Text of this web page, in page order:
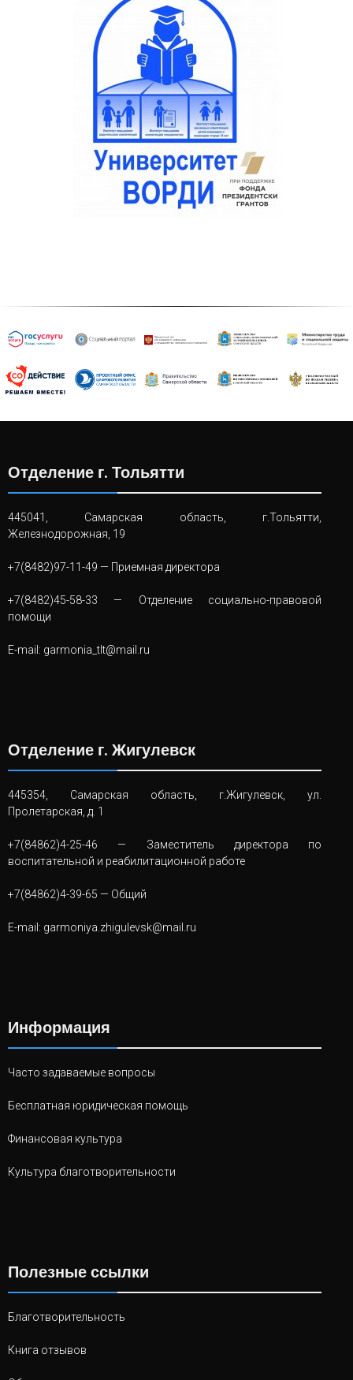
Отделение г. Тольятти
445041, Самарская область, г.Тольятти,
Железнодорожная, 19
+7(8482)97-11-49 — Приемная директора
+7(8482)45-58-33 — Отделение социально-правовой
помощи
E-mail: garmonia_tlt@mail.ru
Отделение г. Жигулевск
445354, Самарская область, г.Жигулевск, ул.
Пролетарская, д. 1
+7(84862)4-25-46 — Заместитель директора по
воспитательной и реабилитационной работе
+7(84862)4-39-65 — Общий
E-mail: garmoniya.zhigulevsk@mail.ru
Информация
Часто задаваемые вопросы
Бесплатная юридическая помощь
Финансовая культура
Культура благотворительности
Полезные ссылки
Благотворительность
Книга отзывов